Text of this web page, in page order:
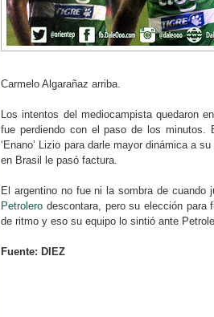
Carmelo Algarañaz arriba.
Los intentos del mediocampista quedaron
fue perdiendo con el paso de los minutos.
‘Enano’ Lizio para darle mayor dinámica a
en Brasil le pasó factura.
El argentino no fue ni la sombra de cuando
Petrolero descontara, pero su elección para
de ritmo y eso su equipo lo sintió ante
Fuente: DIEZ